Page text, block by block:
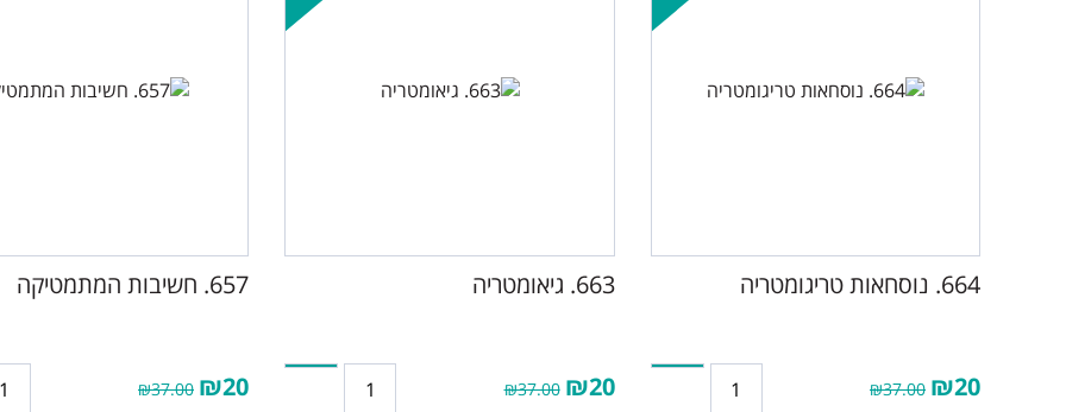
664. נוסחאות טריגומטריה
₪20
₪37.00
663. גיאומטריה
₪20
₪37.00
657. חשיבות המתמטיקה
₪20
₪37.00